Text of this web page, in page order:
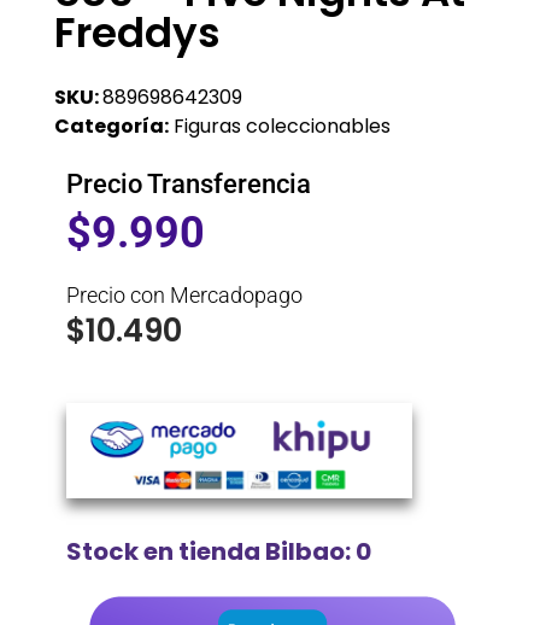
Freddys
SKU:889698642309
Categoría: Figuras coleccionables
Precio Transferencia
$9.990
Precio con Mercadopago
$10.490
Stock en tienda Bilbao: 0